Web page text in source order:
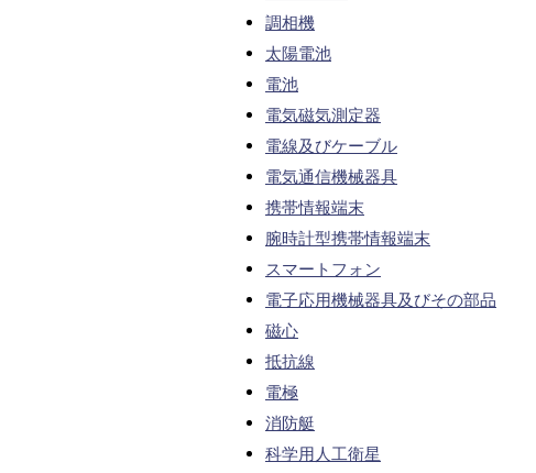
調相機
太陽電池
電池
電気磁気測定器
電線及びケーブル
電気通信機械器具
携帯情報端末
腕時計型携帯情報端末
スマートフォン
電子応用機械器具及びその部品
磁心
抵抗線
電極
消防艇
科学用人工衛星